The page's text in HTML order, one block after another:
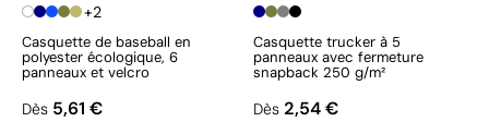
+2
Casquette de baseball en
polyester écologique, 6
panneaux et velcro
Dès 5,61 €
Casquette trucker à 5
panneaux avec fermeture
snapback 250 g/m²
Dès 2,54 €